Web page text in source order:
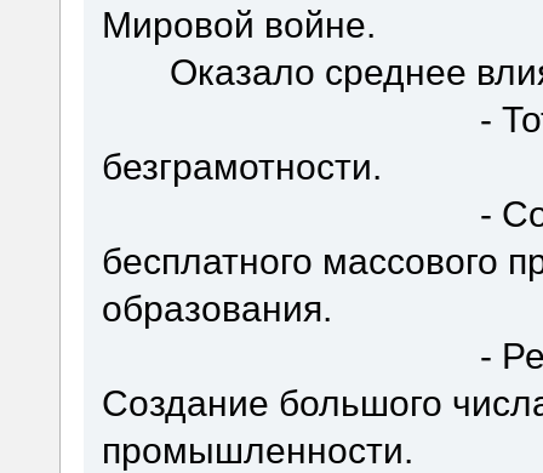
Мировой войне.
Оказало среднее
- Тотальная
безграмотности.
- Создание с
бесплатного массового
образования.
- Резкая
Создание большого
промышленности.